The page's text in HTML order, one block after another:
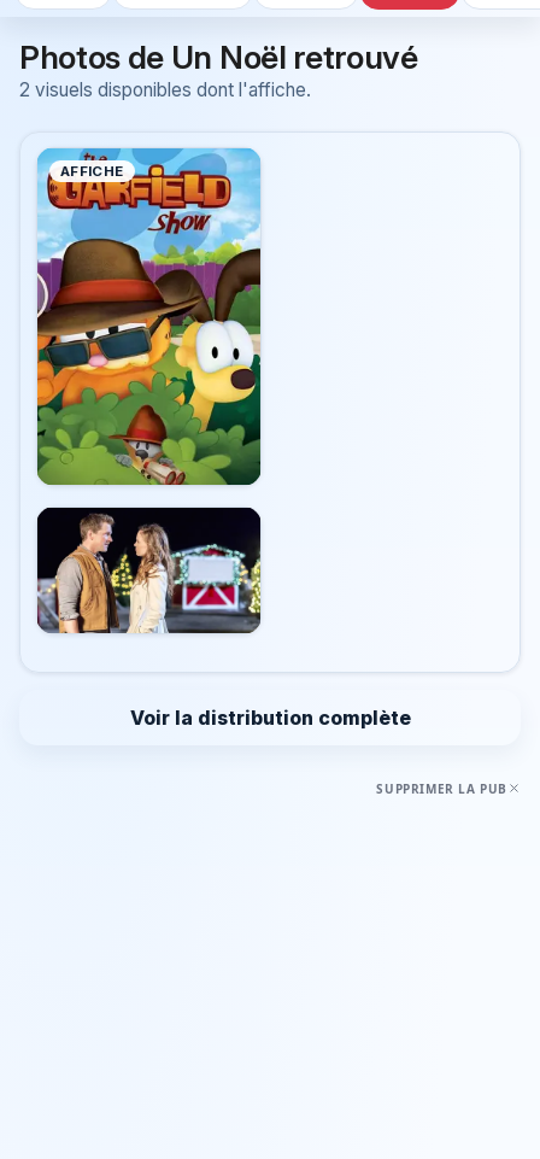
Photos de Un Noël retrouvé
2 visuels disponibles dont l'affiche.
AFFICHE
Voir la distribution complète
SUPPRIMER LA PUB